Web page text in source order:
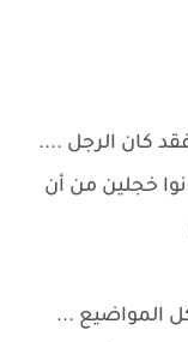
كان الرجل ....
خجلين من أن
المواضيع ...